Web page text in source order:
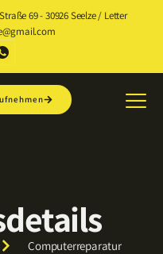
69 - 30926 Seelze / Letter
Computerreparatur